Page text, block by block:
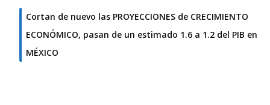
Cortan de nuevo las PROYECCIONES de CRECIMIENTO
ECONÓMICO, pasan de un estimado 1.6 a 1.2 del PIB en
MÉXICO